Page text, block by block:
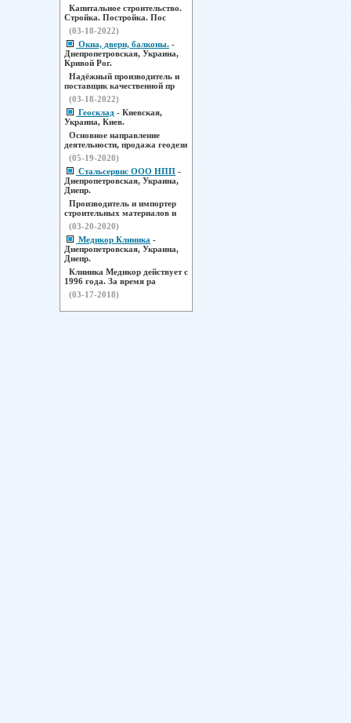
Капитальное строительство.
Стройка. Постройка. Пос
(03-18-2022)
Окна, двери, балконы. -
Днепропетровская, Украина,
Кривой Рог.
Надёжный производитель и
поставщик качественной пр
(03-18-2022)
Геосклад - Киевская,
Украина, Киев.
Основное направление
деятельности, продажа геодези
(05-19-2020)
Стальсервис ООО НПП -
Днепропетровская, Украина,
Днепр.
Производитель и импортер
строительных материалов и
(03-20-2020)
Медикор Клиника -
Днепропетровская, Украина,
Днепр.
Клиника Медикор действует с
1996 года. За время ра
(03-17-2018)